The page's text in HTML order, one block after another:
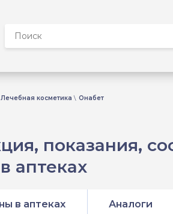
Лечебная косметика Онабет
показания,
аптеках
в аптеках Аналоги